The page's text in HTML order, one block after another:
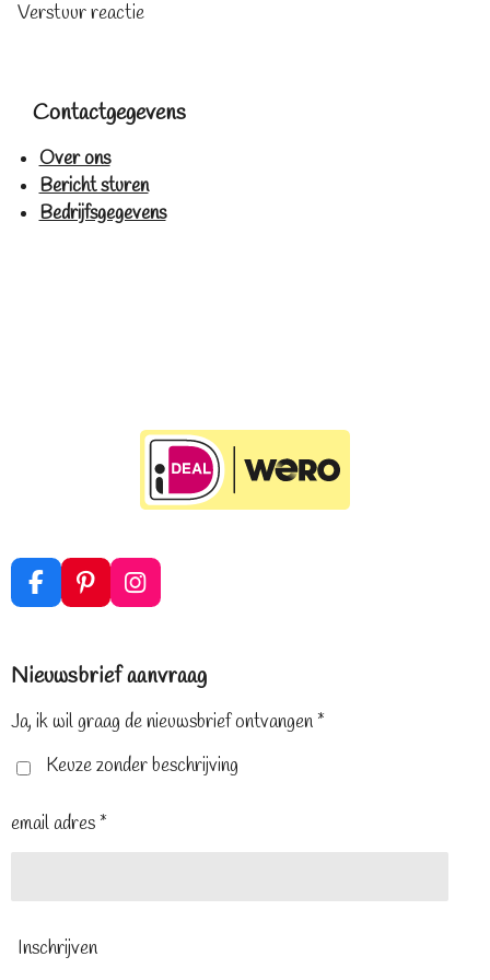
Verstuur reactie
Contactgegevens
Over ons
Bericht sturen
Bedrijfsgegevens
F
a
b
o
P
i
e
e
t
I
n
a
r
m
Nieuwsbrief aanvraag
Ja, ik wil graag de nieuwsbrief ontvangen *
Keuze zonder beschrijving
email adres *
Inschrijven